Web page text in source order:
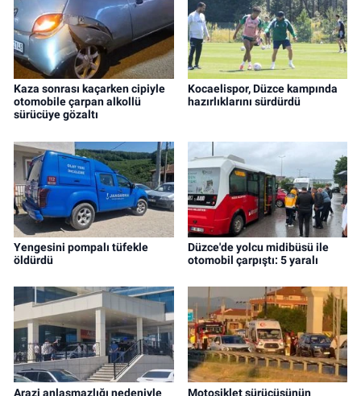
Kaza sonrası kaçarken cipiyle
otomobile çarpan alkollü
sürücüye gözaltı
Kocaelispor, Düzce kampında
hazırlıklarını sürdürdü
Yengesini pompalı tüfekle
öldürdü
Düzce'de yolcu midibüsü ile
otomobil çarpıştı: 5 yaralı
Arazi anlaşmazlığı nedeniyle Motosiklet sürücüsünün